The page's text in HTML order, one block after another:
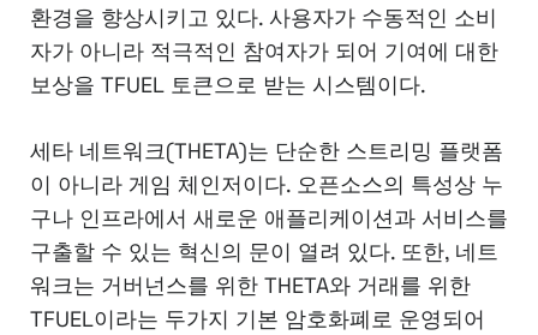
환경을 향상시키고 있다. 사용자가 수동적인 소비
자가 아니라 적극적인 참여자가 되어 기여에 대한
보상을 TFUEL 토큰으로 받는 시스템이다.
세타 네트워크(THETA)는 단순한 스트리밍 플랫폼
이 아니라 게임 체인저이다. 오픈소스의 특성상 누
구나 인프라에서 새로운 애플리케이션과 서비스를
구출할 수 있는 혁신의 문이 열려 있다. 또한, 네트
워크는 거버넌스를 위한 THETA와 거래를 위한
TFUEL이라는 두가지 기본 암호화폐로 운영되어